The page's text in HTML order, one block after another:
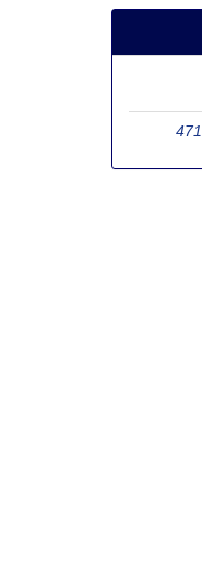
471